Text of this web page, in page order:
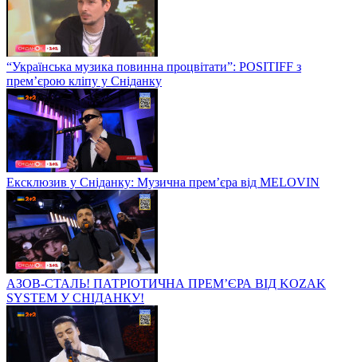
“Українська музика повинна процвітати”: POSITIFF з
прем’єрою кліпу у Сніданку
Ексклюзив у Сніданку: Музична прем’єра від MELOVIN
АЗОВ-СТАЛЬ! ПАТРІОТИЧНА ПРЕМ’ЄРА ВІД KOZAK
SYSTEM У СНІДАНКУ!